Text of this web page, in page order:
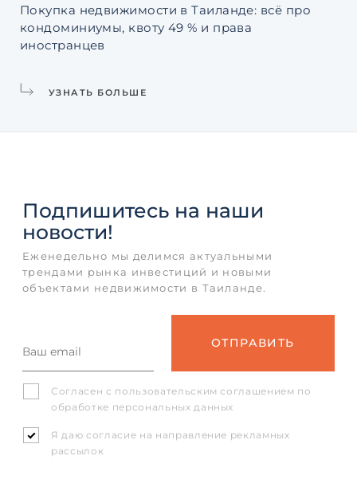
Покупка недвижимости в Таиланде: всё про
кондоминиумы, квоту 49 % и права
иностранцев
УЗНАТЬ БОЛЬШЕ
Подпишитесь на наши
новости!
Еженедельно мы делимся актуальными
трендами рынка инвестиций и новыми
объектами недвижимости в Таиланде.
Согласен с пользовательским соглашением по
обработке персональных данных
Я даю согласие на направление рекламных
рассылок